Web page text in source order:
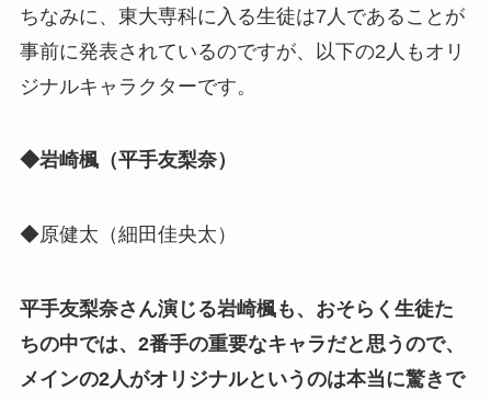
ちなみに、東大専科に入る生徒は7人であることが
事前に発表されているのですが、以下の2人もオリ
ジナルキャラクターです。
◆岩崎楓（平手友梨奈）
◆原健太（細田佳央太）
平手友梨奈さん演じる岩崎楓も、おそらく生徒た
ちの中では、2番手の重要なキャラだと思うので、
メインの2人がオリジナルというのは本当に驚きで